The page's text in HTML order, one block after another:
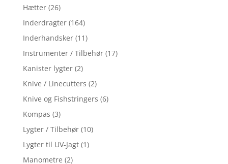
Hætter (26)
Inderdragter (164)
Inderhandsker (11)
Instrumenter / Tilbehør (17)
Kanister lygter (2)
Knive / Linecutters (2)
Knive og Fishstringers (6)
Kompas (3)
Lygter / Tilbehør (10)
Lygter til UV-Jagt (1)
Manometre (2)